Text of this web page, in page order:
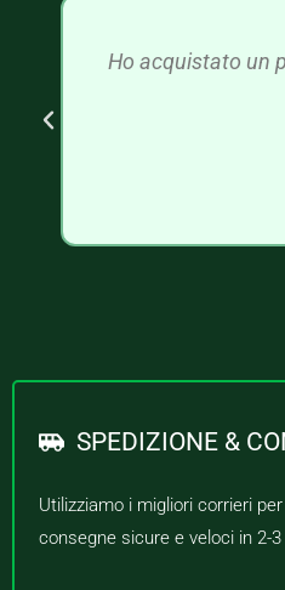
Ho acquistato un
SPEDIZIONE &
Utilizziamo i migliori corrieri
consegne sicure e veloci in 2-